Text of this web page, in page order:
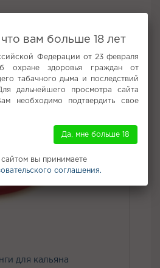
для кальяна
что вам больше 18 лет
Федерации от 23 февраля
здоровья граждан от
табачного дыма и последствий
дальнейшего просмотра сайта
необходимо подтвердить свое
Да, мне больше 18
сайтом вы принимаете
соглашения.